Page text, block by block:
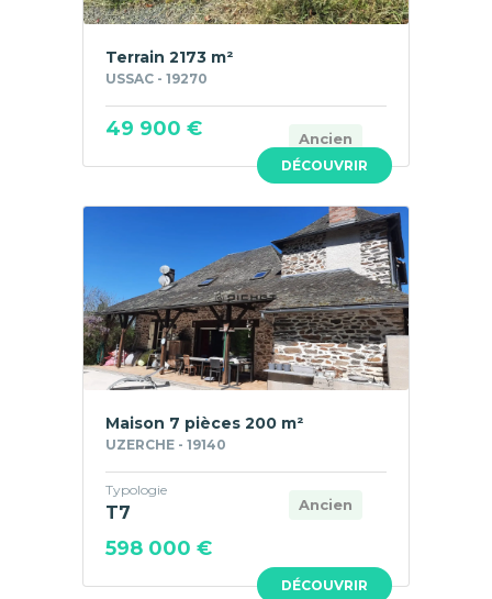
DÉCOUVRIR
Terrain 2173 m²
USSAC - 19270
Ancien
49 900 €
DÉCOUVRIR
Maison 7 pièces 200 m²
UZERCHE - 19140
Ancien
Typologie
T7
598 000 €